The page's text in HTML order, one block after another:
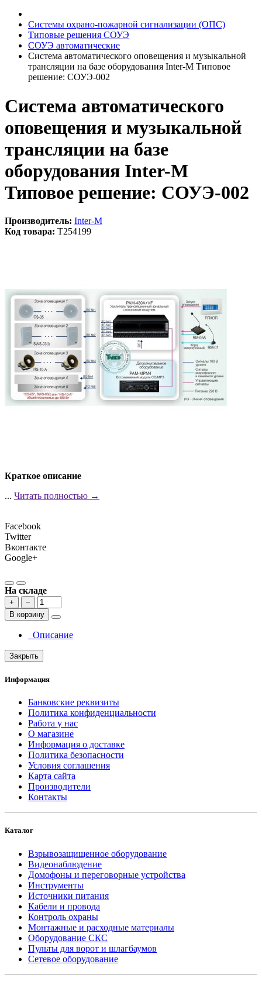
Системы охрано-пожарной сигнализации (ОПС)
Типовые решения СОУЭ
СОУЭ автоматические
Система автоматического оповещения и музыкальной
трансляции на базе оборудования Inter-M Типовое
решение: СОУЭ-002
Система автоматического
оповещения и музыкальной
трансляции на базе
оборудования Inter-M
Типовое решение: СОУЭ-002
Производитель: Inter-M
Код товара: T254199
Краткое описание
... Читать полностью →
Facebook
Twitter
Вконтакте
Google+
На складе
+
−
В корзину
Описание
Закрыть
Информация
Банковские реквизиты
Политика конфиденциальности
Работа у нас
О магазине
Информация о доставке
Политика безопасности
Условия соглашения
Карта сайта
Производители
Контакты
Каталог
Взрывозащищенное оборудование
Видеонаблюдение
Домофоны и переговорные устройства
Инструменты
Источники питания
Кабели и провода
Контроль охраны
Монтажные и расходные материалы
Оборудование СКС
Пульты для ворот и шлагбаумов
Сетевое оборудование